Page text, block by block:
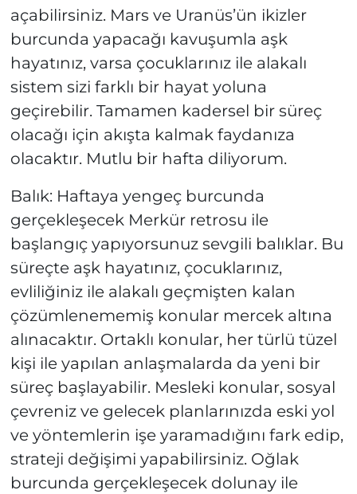
açabilirsiniz. Mars ve Uranüs’ün ikizler
burcunda yapacağı kavuşumla aşk
hayatınız, varsa çocuklarınız ile alakalı
sistem sizi farklı bir hayat yoluna
geçirebilir. Tamamen kadersel bir süreç
olacağı için akışta kalmak faydanıza
olacaktır. Mutlu bir hafta diliyorum.
Balık: Haftaya yengeç burcunda
gerçekleşecek Merkür retrosu ile
başlangıç yapıyorsunuz sevgili balıklar. Bu
süreçte aşk hayatınız, çocuklarınız,
evliliğiniz ile alakalı geçmişten kalan
çözümlenememiş konular mercek altına
alınacaktır. Ortaklı konular, her türlü tüzel
kişi ile yapılan anlaşmalarda da yeni bir
süreç başlayabilir. Mesleki konular, sosyal
çevreniz ve gelecek planlarınızda eski yol
ve yöntemlerin işe yaramadığını fark edip,
strateji değişimi yapabilirsiniz. Oğlak
burcunda gerçekleşecek dolunay ile